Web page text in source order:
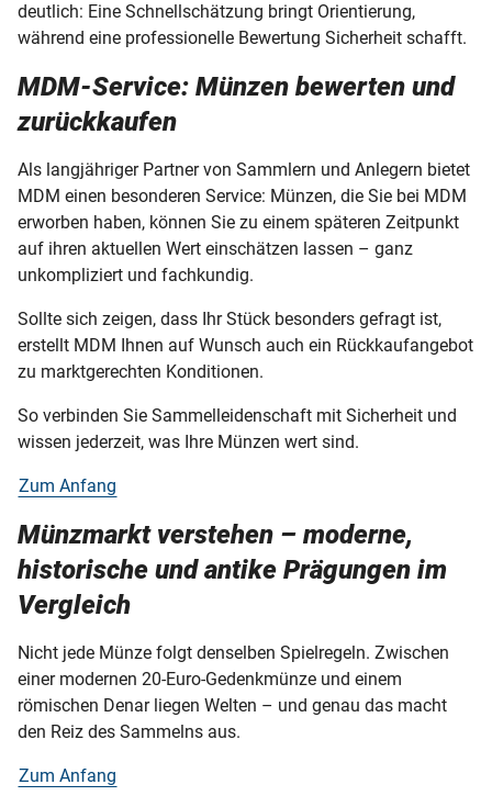
deutlich: Eine Schnellschätzung bringt Orientierung,
während eine professionelle Bewertung Sicherheit schafft.
MDM-Service: Münzen bewerten und
zurückkaufen
Als langjähriger Partner von Sammlern und Anlegern bietet
MDM einen besonderen Service: Münzen, die Sie bei MDM
erworben haben, können Sie zu einem späteren Zeitpunkt
auf ihren aktuellen Wert einschätzen lassen – ganz
unkompliziert und fachkundig.
Sollte sich zeigen, dass Ihr Stück besonders gefragt ist,
erstellt MDM Ihnen auf Wunsch auch ein Rückkaufangebot
zu marktgerechten Konditionen.
So verbinden Sie Sammelleidenschaft mit Sicherheit und
wissen jederzeit, was Ihre Münzen wert sind.
Zum Anfang
Münzmarkt verstehen – moderne,
historische und antike Prägungen im
Vergleich
Nicht jede Münze folgt denselben Spielregeln. Zwischen
einer modernen 20-Euro-Gedenkmünze und einem
römischen Denar liegen Welten – und genau das macht
den Reiz des Sammelns aus.
Zum Anfang